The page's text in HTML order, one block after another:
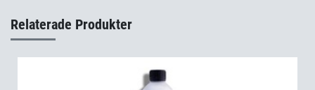
Relaterade Produkter